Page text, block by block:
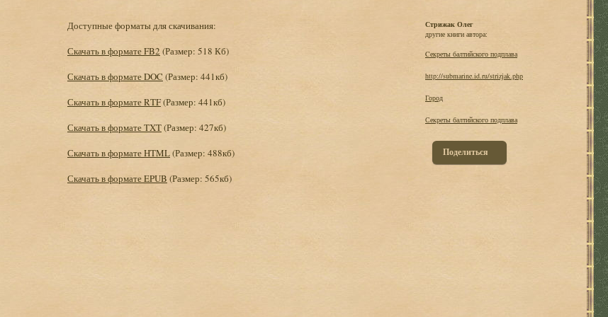
Доступные форматы для скачивания:
Скачать в формате FB2 (Размер: 518 Кб)
Скачать в формате DOC (Размер: 441кб)
Скачать в формате RTF(Размер: 441кб)
Скачать в формате TXT(Размер: 427кб)
Скачать в формате HTML(Размер: 488кб)
Скачать в формате EPUB (Размер: 565кб)
Стрижак Олег
другие книги автора:
Cекреты балтийского подплава
http://submarine.id.ru/strizjak.php
Город
Секреты балтийского подплава
Поделиться